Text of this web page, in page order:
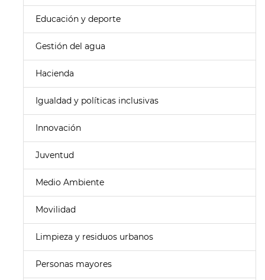
Educación y deporte
Gestión del agua
Hacienda
Igualdad y políticas inclusivas
Innovación
Juventud
Medio Ambiente
Movilidad
Limpieza y residuos urbanos
Personas mayores